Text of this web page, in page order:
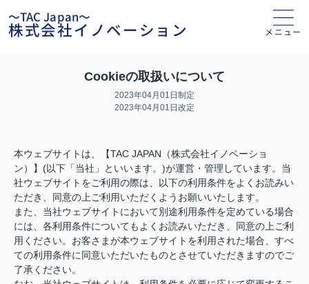
～TAC Japan～
株式会社イノベーション メニュー
Cookieの取扱いについて
2023年04月01日制定
2023年04月01日改定
本ウェブサイトは、【TAC JAPAN（株式会社イノベーショ
ン）】(以下「当社」といいます。)が運営・管理しています。当
社ウェブサイトをご利用の際は、以下の利用条件をよくお読みい
ただき、同意の上ご利用いただくようお願いいたします。
また、当社ウェブサイトにおいて別途利用条件を定めている場合
には、各利用条件についてもよくお読みいただき、同意の上ご利
用ください。お客さまが本ウェブサイトを利用された場合、すべ
ての利用条件に同意いただいたものとさせていただきますのでご
了承ください。